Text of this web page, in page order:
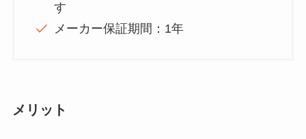
す
メーカー保証期間：1年
メリット